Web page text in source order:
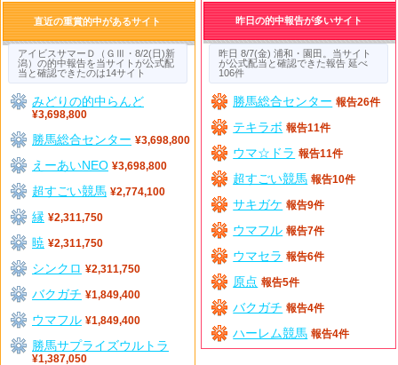
直近の重賞的中があるサイト
アイビスサマーＤ（ＧⅢ・8/2(日)新
潟）の的中報告を当サイトが公式配
当と確認できたのは14サイト
みどりの的中らんど
¥3,698,800
勝馬総合センター ¥3,698,800
えーあいNEO ¥3,698,800
超すごい競馬 ¥2,774,100
縁 ¥2,311,750
暁 ¥2,311,750
シンクロ ¥2,311,750
バクガチ ¥1,849,400
ウマフル ¥1,849,400
勝馬サプライズウルトラ
¥1,387,050
昨日の的中報告が多いサイト
昨日 8/7(金) 浦和・園田。当サイト
が公式配当と確認できた報告 延べ
106件
勝馬総合センター 報告26件
テキラボ 報告11件
ウマ☆ドラ 報告11件
超すごい競馬 報告10件
サキガケ 報告9件
ウマフル 報告7件
ウマセラ 報告6件
原点 報告5件
バクガチ 報告4件
ハーレム競馬 報告4件